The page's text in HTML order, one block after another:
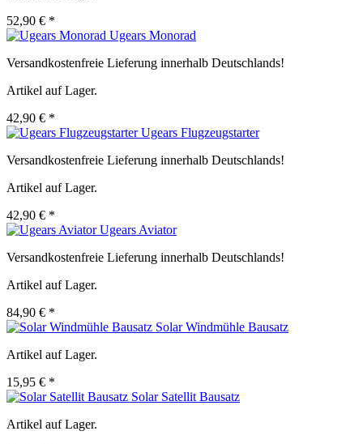
52,90 € *
Ugears Monorad
Versandkostenfreie Lieferung innerhalb Deutschlands!
Artikel auf Lager.
42,90 € *
Ugears Flugzeugstarter
Versandkostenfreie Lieferung innerhalb Deutschlands!
Artikel auf Lager.
42,90 € *
Ugears Aviator
Versandkostenfreie Lieferung innerhalb Deutschlands!
Artikel auf Lager.
84,90 € *
Solar Windmühle Bausatz
Artikel auf Lager.
15,95 € *
Solar Satellit Bausatz
Artikel auf Lager.